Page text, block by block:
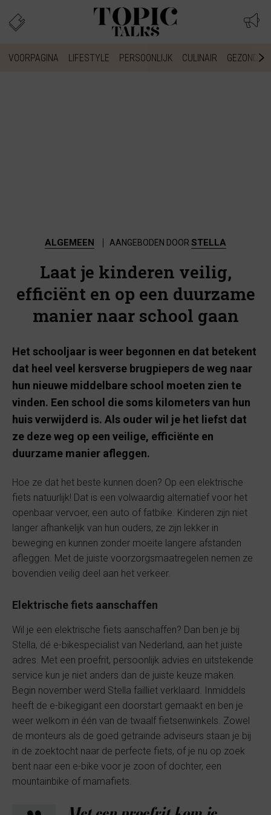
VOORPAGINA LIFESTYLE PERSOONLIJK CULINAIR
ALGEMEEN AANGEBODEN DOOR STELLA
Laat je kinderen veilig,
efficiënt en op een duurzame
manier naar school gaan
Het schooljaar is weer begonnen en dat betekent
dat heel veel kersverse brugpiepers de weg naar
hun nieuwe middelbare school moeten zien te
vinden. Een school die soms kilometers van hun
huis verwijderd is. Als ouder wil je het liefst dat
ze deze weg op een veilige, efficiënte en
duurzame manier afleggen.
Hoe ze dat het beste kunnen doen? Op een elektrische
fiets natuurlijk! Dat is een volwaardig alternatief voor het
openbaar vervoer, een auto of fatbike. Kinderen zijn niet
langer afhankelijk van hun ouders, ze zijn lekker in
beweging en kunnen zonder moeite langere afstanden
afleggen. Met de juiste voorzorgsmaatregelen nemen ze
bovendien veilig deel aan het verkeer.
Elektrische fiets aanschaffen
Wil je een elektrische fiets aanschaffen? Dan ben je bij
Stella, dé e-bikespecialist van Nederland, aan het juiste
adres. Met een proefrit, persoonlijk advies en uitstekende
service kun je niet anders dan de juiste keuze maken.
Begin november werd Stella failliet verklaard. Inmiddels
heeft de e-bikegigant een doorstart gemaakt en ben je
weer welkom in één van de twaalf fietsenwinkels. Zowel
de monteurs als de goed getrainde adviseurs staan je bij
in de zoektocht naar de perfecte fiets, of je nu op zoek
bent naar een e-bike voor je zoon of dochter, een
mountainbike of mamafiets.